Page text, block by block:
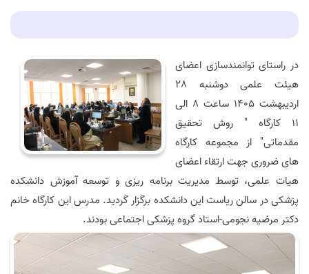
در راستای توانمندسازی اعضای
هیئت علمی دوشنبه 28
اردیبهشت 1405 ساعت 8 الی
11 کارگاه " روش تحقیق
مقدماتی" از مجموعه کارگاه
های ضروری جهت ارتقاء اعضای
هیات علمی، توسط مدیریت برنامه ریزی و توسعه آموزش دانشکده
پزشکی در سالن ریاست این دانشکده برگزار گردید. مدرس این کارگاه خانم
دکتر مرضیه نجومی-استاد گروه پزشکی اجتماعی بودند.